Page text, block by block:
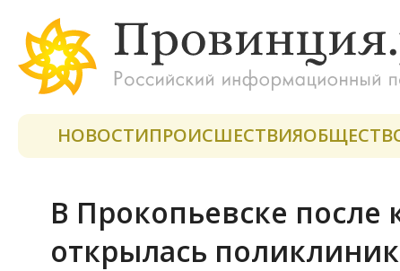
НОВОСТИПРОИСШЕСТВИЯ
В Прокопьевске после
открылась